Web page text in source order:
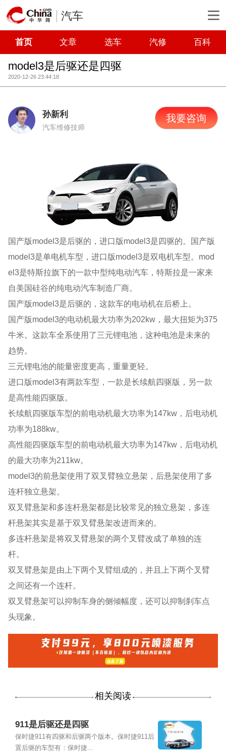
汽车
首页 文章 选车 汽修 百科
model3是后驱还是四驱
2020-12-26 23:44:18
孙新利
汽车维修技师
我要咨询
国产版model3是后驱的，进口版model3是四驱的。国产版
model3是单电机车型，进口版model3是双电机车型。mod
el3是特斯拉旗下的一款中型纯电动汽车，特斯拉是一家来
自美国硅谷的纯电动汽车制造厂商。
国产版model3是后驱的，这款车的电动机在后桥上。
国产版model3的电动机最大功率为202kw，最大扭矩为375
牛米。这款车全系使用了三元锂电池，这种电池是未来的
趋势。
三元锂电池的能量密度更高，重量更轻。
进口版model3有两款车型，一款是长续航四驱版，另一款
是高性能四驱版。
长续航四驱版车型的前电动机最大功率为147kw，后电动机
功率为188kw。
高性能四驱版车型的前电动机最大功率为147kw，后电动机
的最大功率为211kw。
model3的前悬架使用了双叉臂独立悬架，后悬架使用了多
连杆独立悬架。
双叉臂悬架和多连杆悬架都是比较常见的独立悬架，多连
杆悬架其实是基于双叉臂悬架改进而来的。
多连杆悬架是将双叉臂悬架的两个叉臂改成了单独的连
杆。
双叉臂悬架是由上下两个叉臂组成的，并且上下两个叉臂
之间还有一个连杆。
双叉臂悬架可以抑制车身的侧倾幅度，还可以抑制刹车点
头现象。
相关阅读
911是后驱还是四驱
保时捷911有四驱和后驱两个版本。保时捷911后
置后驱的车型有：保时捷...